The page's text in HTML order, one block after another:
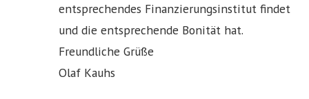
entsprechendes Finanzierungsinstitut findet
und die entsprechende Bonität hat.
Freundliche Grüße
Olaf Kauhs